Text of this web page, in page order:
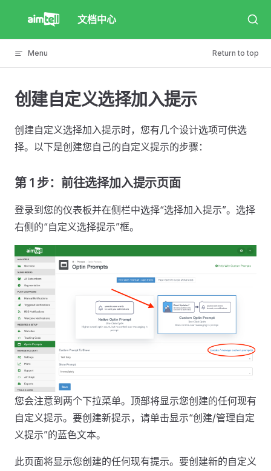
Skip to content 文档中心
Menu Return to top
创建自定义选择加入提示
创建自定义选择加入提示时，您有几个设计选项可供选
择。以下是创建您自己的自定义提示的步骤：
第 1 步：前往选择加入提示页面
登录到您的仪表板并在侧栏中选择“选择加入提示”。选择
右侧的“自定义选择提示”框。
您会注意到两个下拉菜单。顶部将显示您创建的任何现有
自定义提示。要创建新提示，请单击显示“创建/管理自定
义提示”的蓝色文本。
此页面将显示您创建的任何现有提示。要创建新的自定义